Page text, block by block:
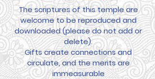
The scriptures of this temple are
welcome to be reproduced and
downloaded (please do not add or
delete).
Gifts create connections and
circulate, and the merits are
immeasurable